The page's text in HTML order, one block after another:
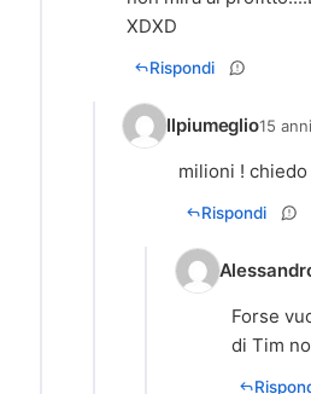
XDXD
Rispondi
Ilpiumeglio15
milioni !
Rispondi
Forse
di Tim